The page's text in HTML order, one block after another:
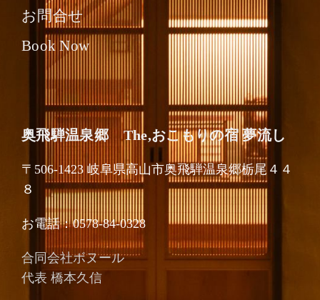
お問合せ
Book Now
奥飛騨温泉郷 The,おこもりの宿 夢流し
〒506-1423 岐阜県高山市奥飛騨温泉郷栃尾４４
８
お電話：0578-84-0328
合同会社ボヌール
代表 橋本久信